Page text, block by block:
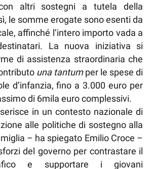
altri sostegni a tutela della
le somme erogate sono esenti da
affinché l’intero importo vada a
La nuova iniziativa si
di assistenza straordinaria che
una tantumper le spese di
d’infanzia, fino a 3.000 euro per
di 6mila euro complessivi.
in un contesto nazionale di
alle politiche di sostegno alla
– ha spiegato Emilio Croce –
del governo per contrastare il
e supportare i giovani